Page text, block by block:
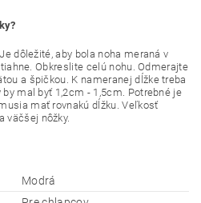
dôležité, aby bola noha meraná v
Obkreslite celú nohu. Odmerajte
a špičkou. K nameranej dĺžke treba
mal byť 1,2cm - 1,5cm. Potrebné je
mať rovnakú dĺžku. Veľkosť
väčšej nôžky.
Modrá